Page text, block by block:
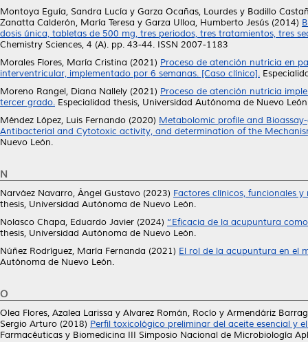
Montoya Eguía, Sandra Lucía y Garza Ocañas, Lourdes y Badillo
Zanatta Calderón, María Teresa y Garza Ulloa, Humberto Jesús (2014)
dosis única, tabletas de 500 mg, tres periodos, tres tratamientos, tres
Chemistry Sciences, 4 (A). pp. 43-44. ISSN 2007-1183
Morales Flores, María Cristina (2021) Proceso de atención nutricia en
interventricular, implementado por 6 semanas. [Caso clínico].
Moreno Rangel, Diana Nallely (2021) Proceso de atención nutricia
tercer grado. Especialidad thesis, Universidad Autónoma de Nuevo
Méndez López, Luis Fernando (2020) Metabolomic profile and
Antibacterial and Cytotoxic activity, and determination of the
Nuevo León.
N
Narváez Navarro, Ángel Gustavo (2023) Factores clínicos, funcionales
thesis, Universidad Autónoma de Nuevo León.
Nolasco Chapa, Eduardo Javier (2024) “Eficacia de la acupuntura
thesis, Universidad Autónoma de Nuevo León.
Núñez Rodríguez, María Fernanda (2021) El rol de la acupuntura en el
Autónoma de Nuevo León.
O
Olea Flores, Azalea Larissa y Alvarez Román, Rocío y Armendáriz
Sergio Arturo (2018) Perfil toxicológico preliminar del aceite esencial y
Farmacéuticas y Biomedicina III Simposio Nacional de Microbiología